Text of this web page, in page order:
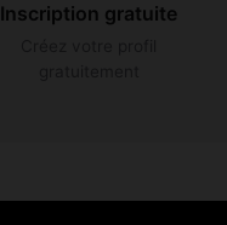
Inscription gratuite